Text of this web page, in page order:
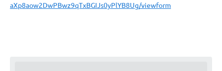
aXp8aow2DwPBwz9qTxBGIJs0yPlYB8Ug/viewform